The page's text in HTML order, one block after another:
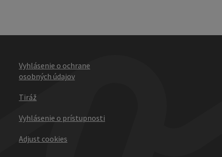
Vyhlásenie o ochrane
osobných údajov
Tiráž
Vyhlásenie o prístupnosti
Adjust cookies